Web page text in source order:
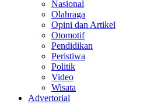
Nasional
Olahraga
Opini dan Artikel
Otomotif
Pendidikan
Peristiwa
Politik
Video
Wisata
Advertorial